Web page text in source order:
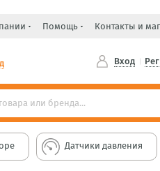
Помощь Контакты и
Вход
Датчики давления